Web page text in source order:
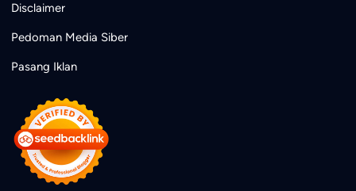
Disclaimer
Pedoman Media Siber
Pasang Iklan